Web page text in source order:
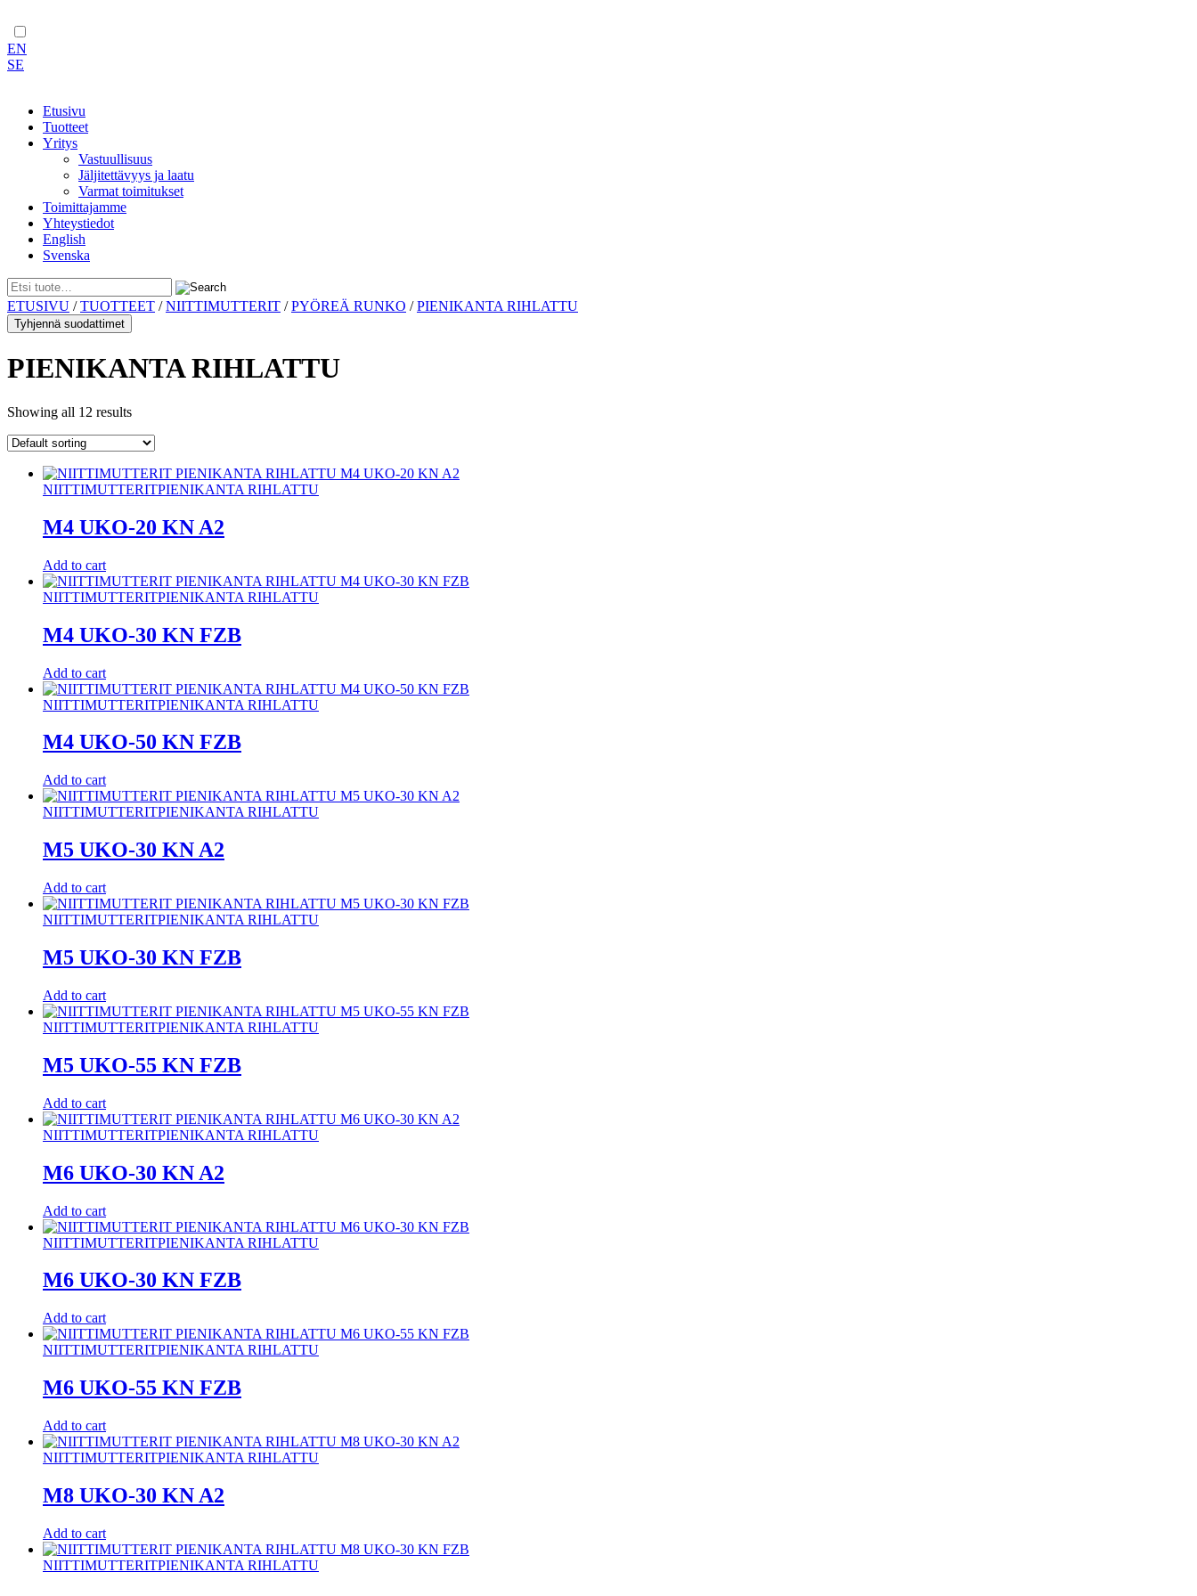
EN
SE
Etusivu
Tuotteet
Yritys
Vastuullisuus
Jäljitettävyys ja laatu
Varmat toimitukset
Toimittajamme
Yhteystiedot
English
Svenska
Skip
to
content
ETUSIVU /TUOTTEET /NIITTIMUTTERIT /PYÖREÄ RUNKO /PIENIKANTA RIHLATTU
Tyhjennä suodattimet
PIENIKANTA RIHLATTU
Showing all 12 results
NIITTIMUTTERITPIENIKANTA RIHLATTU
M4 UKO-20 KN A2
Add to cart
NIITTIMUTTERITPIENIKANTA RIHLATTU
M4 UKO-30 KN FZB
Add to cart
NIITTIMUTTERITPIENIKANTA RIHLATTU
M4 UKO-50 KN FZB
Add to cart
NIITTIMUTTERITPIENIKANTA RIHLATTU
M5 UKO-30 KN A2
Add to cart
NIITTIMUTTERITPIENIKANTA RIHLATTU
M5 UKO-30 KN FZB
Add to cart
NIITTIMUTTERITPIENIKANTA RIHLATTU
M5 UKO-55 KN FZB
Add to cart
NIITTIMUTTERITPIENIKANTA RIHLATTU
M6 UKO-30 KN A2
Add to cart
NIITTIMUTTERITPIENIKANTA RIHLATTU
M6 UKO-30 KN FZB
Add to cart
NIITTIMUTTERITPIENIKANTA RIHLATTU
M6 UKO-55 KN FZB
Add to cart
NIITTIMUTTERITPIENIKANTA RIHLATTU
M8 UKO-30 KN A2
Add to cart
NIITTIMUTTERITPIENIKANTA RIHLATTU